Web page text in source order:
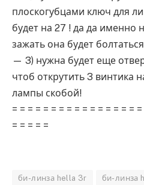
плоскогубцами ключ для
будет на 27 ! да да именно
зажать она будет
— 3) нужна будет еще
чтоб открутить 3 винтика
лампы скобой!
= = = = = = = = = = = = = = = =
= = = = =
би-линза hella 3r би-линза